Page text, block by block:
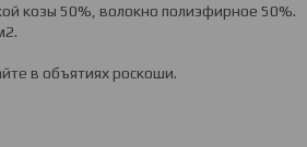
козы 50%, волокно полиэфирное 50%.
в объятиях роскоши.